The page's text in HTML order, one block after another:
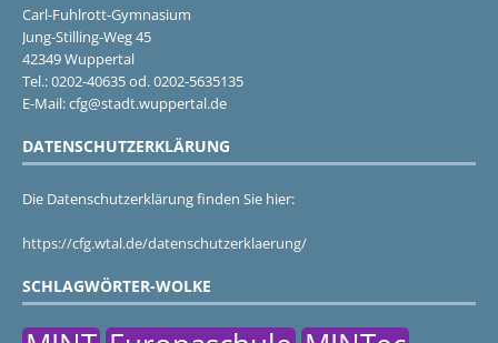
Carl-Fuhlrott-Gymnasium
Jung-Stilling-Weg 45
42349 Wuppertal
Tel.: 0202-40635 od. 0202-5635135
E-Mail: cfg@stadt.wuppertal.de
DATENSCHUTZERKLÄRUNG
Die Datenschutzerklärung finden Sie hier:
https://cfg.wtal.de/datenschutzerklaerung/
SCHLAGWÖRTER-WOLKE